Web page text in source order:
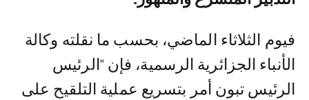
فيوم الثلاثاء الماضي، بحسب ما نقلته وكالة
الأنباء الجزائرية الرسمية، فإن "الرئيس
الرئيس تبون أمر بتسريع عملية التلقيح على